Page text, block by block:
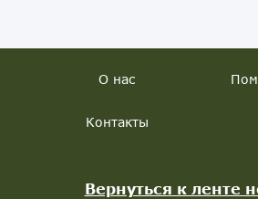
О нас
Контакты
Вернуться к ленте